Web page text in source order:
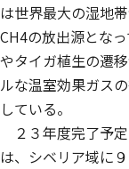
は世界最大の湿地
CH4の放出源とな
やタイガ植生の遷
ルな温室効果ガス
している。
２３年度完了予
は、シベリア域に